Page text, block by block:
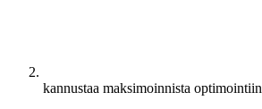
kannustaa maksimoinnista optimointiin